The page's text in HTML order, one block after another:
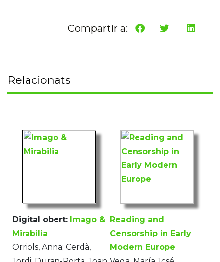
Compartir a:
Relacionats
Digital obert: Imago &
Mirabilia
Orriols, Anna; Cerdà,
Reading and
Censorship in Early
Modern Europe